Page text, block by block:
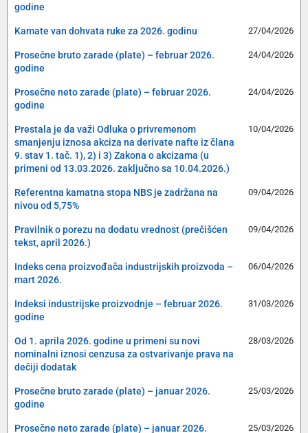
godine
Kamate van dohvata ruke za 2026. godinu 27/04/2026
Prosečne bruto zarade (plate) – februar 2026.
godine
24/04/2026
Prosečne neto zarade (plate) – februar 2026.
godine
24/04/2026
Prestala je da važi Odluka o privremenom
smanjenju iznosa akciza na derivate nafte iz člana
9. stav 1. tač. 1), 2) i 3) Zakona o akcizama (u
primeni od 13.03.2026. zaključno sa 10.04.2026.)
10/04/2026
Referentna kamatna stopa NBS je zadržana na
nivou od 5,75%
09/04/2026
Pravilnik o porezu na dodatu vrednost (prečišćen
tekst, april 2026.)
09/04/2026
Indeks cena proizvođača industrijskih proizvoda –
mart 2026.
06/04/2026
Indeksi industrijske proizvodnje – februar 2026.
godine
31/03/2026
Od 1. aprila 2026. godine u primeni su novi
nominalni iznosi cenzusa za ostvarivanje prava na
dečiji dodatak
28/03/2026
Prosečne bruto zarade (plate) – januar 2026.
godine
25/03/2026
Prosečne neto zarade (plate) – januar 2026. 25/03/2026